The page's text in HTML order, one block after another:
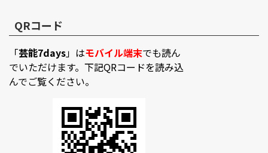
QRコード
「芸能7days」はモバイル端末でも読ん
でいただけます。下記QRコードを読み込
んでご覧ください。